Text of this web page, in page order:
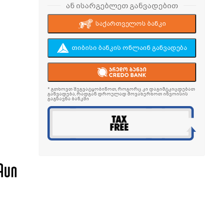
ან ისარგებლეთ განვადებით
საქართველოს ბანკი
თიბისი ბანკის ონლაინ განვადება
* გთხოვთ შეგვატყობინოთ, როგორც კი დაგიმტკიცდებათ
განვადება, რადგან დროულად მოვახერხოთ ინვოისის
გაგზავნა ბანკში